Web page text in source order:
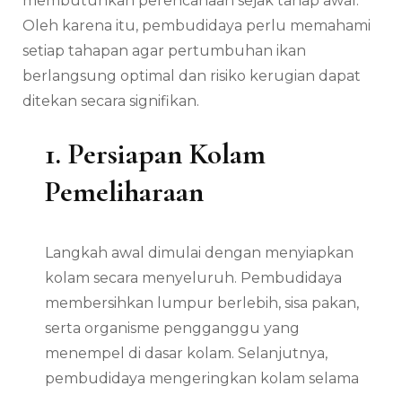
Oleh karena itu, pembudidaya perlu memahami
setiap tahapan agar pertumbuhan ikan
berlangsung optimal dan risiko kerugian dapat
ditekan secara signifikan.
1. Persiapan Kolam
Pemeliharaan
Langkah awal dimulai dengan menyiapkan
kolam secara menyeluruh. Pembudidaya
membersihkan lumpur berlebih, sisa pakan,
serta organisme pengganggu yang
menempel di dasar kolam. Selanjutnya,
pembudidaya mengeringkan kolam selama